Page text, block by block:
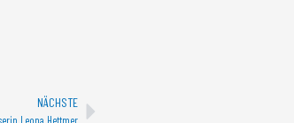
NÄCHSTENächster